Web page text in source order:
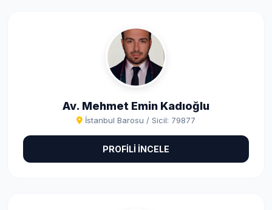
Av. Mehmet Emin Kadıoğlu
İstanbul Barosu / Sicil: 79877
PROFİLİ İNCELE